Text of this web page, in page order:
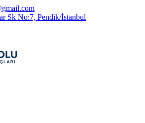
Sk No:7, Pendik/İstanbul